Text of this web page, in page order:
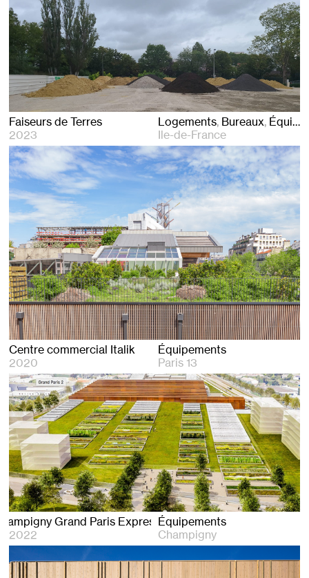
Faiseurs de Terres
2023
Logements Bureaux Équipements
Ile-de-France
Centre commercial Italik
2020
Équipements
Paris 13
Champigny Grand Paris Express
2022
Équipements
Champigny